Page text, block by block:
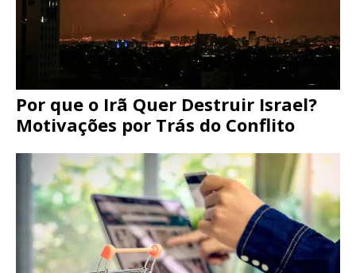
Por que o Irã Quer Destruir Israel?
Motivações por Trás do Conflito